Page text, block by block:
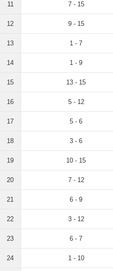
11 7 - 15
12 9 - 15
13 1 - 7
14 1 - 9
15 13 - 15
16 5 - 12
17 5 - 6
18 3 - 6
19 10 - 15
20 7 - 12
21 6 - 9
22 3 - 12
23 6 - 7
24 1 - 10